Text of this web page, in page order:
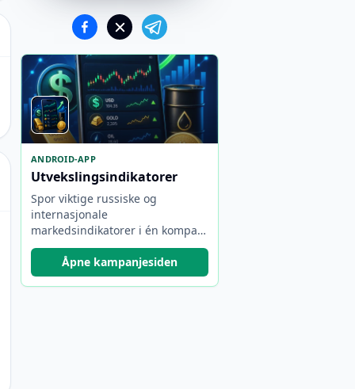
ANDROID-APP
Utvekslingsindikatorer
Spor viktige russiske og
internasjonale
markedsindikatorer i én kompakt
app.
Åpne kampanjesiden